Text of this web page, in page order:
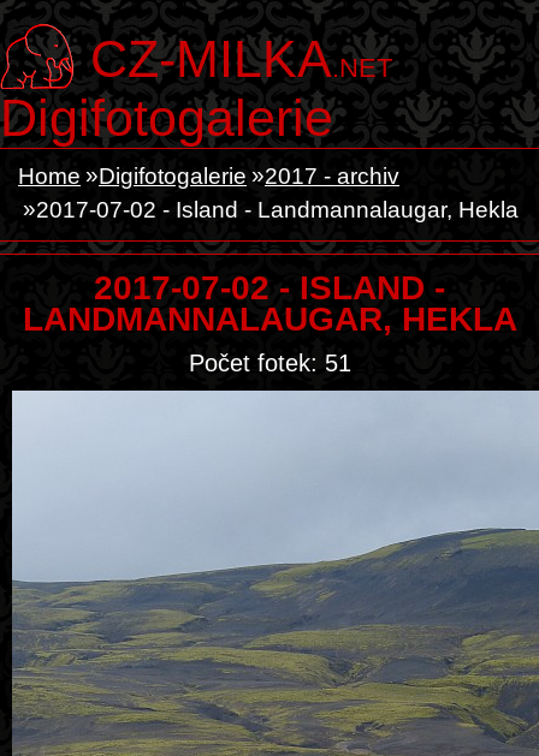
CZ-MILKA.NET
Digifotogalerie
Home Digifotogalerie
2017 - archiv
2017-07-02 - Island - Landmannalaugar, Hekla
2017-07-02 - ISLAND -
LANDMANNALAUGAR, HEKLA
Počet fotek: 51